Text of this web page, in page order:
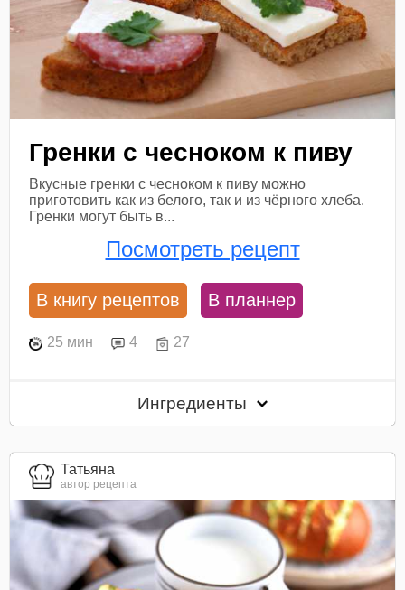
Гренки с чесноком к пиву
Вкусные гренки с чесноком к пиву можно
приготовить как из белого, так и из чёрного хлеба.
Гренки могут быть в...
Посмотреть рецепт
В книгу рецептов В планнер
25 мин 4 27
Ингредиенты
Татьяна
автор рецепта